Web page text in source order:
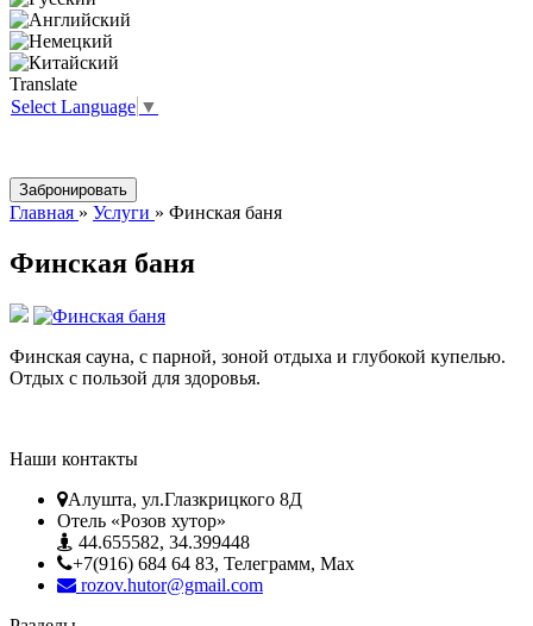
Translate
Select Language ▼
Главная » Услуги » Финская баня
Финская баня
Финская сауна, с парной, зоной отдыха и глубокой купелью.
Отдых с пользой для здоровья.
Наши контакты
Алушта, ул.Глазкрицкого 8Д
Отель «Розов хутор»
44.655582, 34.399448
+7(916) 684 64 83, Телеграмм, Мах
rozov.hutor@gmail.com